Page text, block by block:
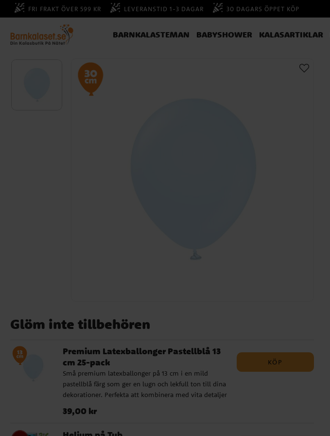
FRI FRAKT ÖVER 599 KR LEVERANSTID 1-3 DAGAR 30 DAGARS ÖPPET KÖP
BARNKALASTEMAN BABYSHOWER KALASARTIKLAR
Glöm inte tillbehören
Premium Latexballonger Pastellblå 13
cm 25-pack
Små premium latexballonger på 13 cm i en mild
pastellblå färg som ger en lugn och lekfull ton till dina
dekorationer. Perfekta att kombinera med vita detaljer
premium latexballonger är tillverkade av Kalisan i
Pris :39,00 kr
39,00 kr
KÖP